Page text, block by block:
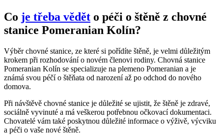
Co je třeba vědět o péči o štěně z ⁤chovné
stanice Pomeranian Kolín?
Výběr chovné stanice, ze⁣ které si pořídíte štěně, je velmi důležitým
krokem při ⁤rozhodování o novém členovi rodiny. Chovná stanice
Pomeranian ⁢Kolín se specializuje na plemeno ⁢Pomeranian a je
známá svou péčí o štěňata od narození až po⁣ odchod do nového
domova.
Při návštěvě chovné stanice je důležité se ‌ujistit, že štěně je ⁣zdravé,⁣
sociálně ​vyvinuté a má ‍veškerou potřebnou​ očkovací dokumentaci.
⁣Chovatelé vám také poskytnou důležité informace o​ výživě, výcviku
a péči o⁤ vaše nové štěně.